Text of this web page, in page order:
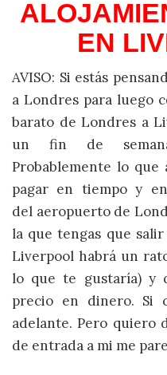
EN
AVISO: Si estás
a Londres para luego
barato de Londres a
un fin de
Probablemente lo
pagar en tiempo y
del aeropuerto de
la que tengas que
Liverpool habrá un
lo que te gustaría) y
precio en dinero.
adelante. Pero quiero
de entrada a mi me